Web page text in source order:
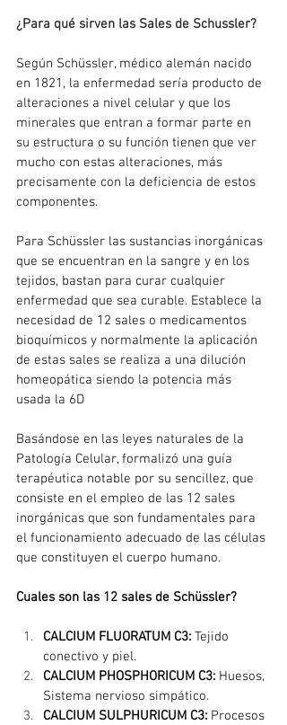
¿Para qué sirven las Sales de Schussler?
Según Schüssler, médico alemán nacido
en 1821, la enfermedad sería producto de
alteraciones a nivel celular y que los
minerales que entran a formar parte en
su estructura o su función tienen que ver
mucho con estas alteraciones, más
precisamente con la deficiencia de estos
componentes.
Para Schüssler las sustancias inorgánicas
que se encuentran en la sangre y en los
tejidos, bastan para curar cualquier
enfermedad que sea curable. Establece la
necesidad de 12 sales o medicamentos
bioquímicos y normalmente la aplicación
de estas sales se realiza a una dilución
homeopática siendo la potencia más
usada la 6D
Basándose en las leyes naturales de la
Patología Celular, formalizó una guía
terapéutica notable por su sencillez, que
consiste en el empleo de las 12 sales
inorgánicas que son fundamentales para
el funcionamiento adecuado de las células
que constituyen el cuerpo humano.
Cuales son las 12 sales de Schüssler?
CALCIUM FLUORATUM C3: Tejido
conectivo y piel.
CALCIUM PHOSPHORICUM C3: Huesos,
Sistema nervioso simpático.
CALCIUM SULPHURICUM C3: Procesos